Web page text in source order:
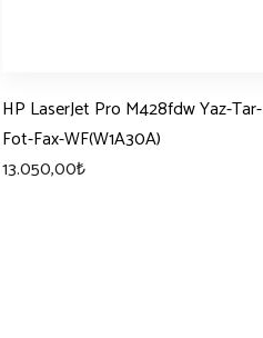
HP LaserJet Pro M428fdw Yaz-Tar-
Fot-Fax-WF(W1A30A)
13.050,00₺